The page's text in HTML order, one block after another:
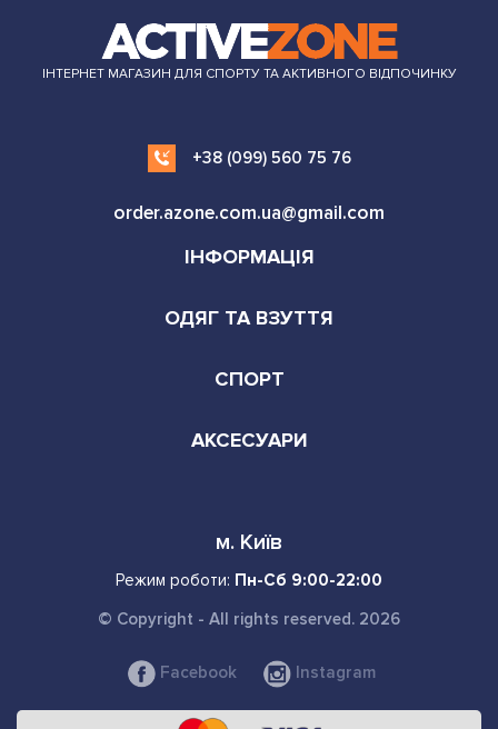
ІНТЕРНЕТ МАГАЗИН ДЛЯ СПОРТУ ТА АКТИВНОГО ВІДПОЧИНКУ
+38 (099) 560 75 76
order.azone.com.ua@gmail.com
ІНФОРМАЦІЯ
ОДЯГ ТА ВЗУТТЯ
СПОРТ
АКСЕСУАРИ
м. Київ
Режим роботи: Пн-Сб 9:00-22:00
© Copyright - All rights reserved. 2026
Facebook Instagram